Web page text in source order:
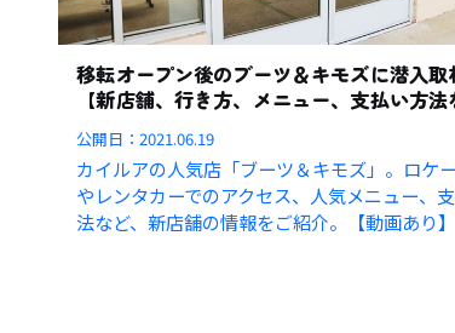
移転オープン後のブーツ＆キモズに潜入取
【新店舗、行き方、メニュー、支払い方法
公開日：2021.06.19
カイルアの人気店「ブーツ＆キモズ」。ロケ
やレンタカーでのアクセス、人気メニュー、
法など、新店舗の情報をご紹介。【動画あり】